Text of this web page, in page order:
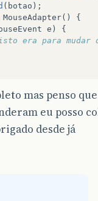
( botao );
MouseAdapter()
{
e )
{
era para mudar
mas penso
eu posso
desde já